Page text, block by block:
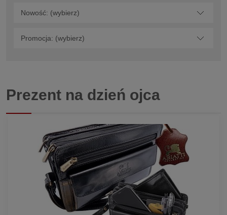
Nowość: (wybierz)
Promocja: (wybierz)
Prezent na dzień ojca